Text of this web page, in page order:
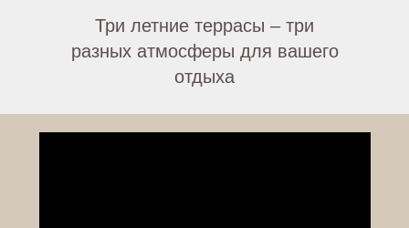
Три летние террасы – три
разных атмосферы для вашего
отдыха